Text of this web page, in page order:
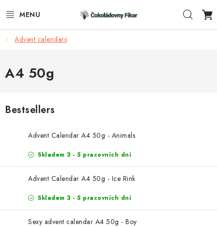
E-SHOP
PROMOTIONAL PRODUCTS
CONTACTS
FUNKČNÍ ČOKOLÁDA
EXKURZE
Advent calendars
A4 50g
Bestsellers
Advent Calendar A4 50g - Animals
Skladem 3 - 5 pracovních dní
Advent Calendar A4 50g - Ice Rink
Skladem 3 - 5 pracovních dní
Sexy advent calendar A4 50g - Boy